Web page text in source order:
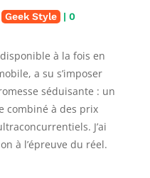
Geek Style | 0
à la fois en
a su s’imposer
séduisante : un
combiné à des prix
J’ai
à l’épreuve du réel.